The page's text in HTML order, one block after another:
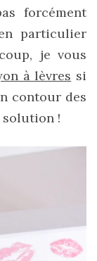
forcément
particulier
je vous
à lèvres si
contour des
solution !